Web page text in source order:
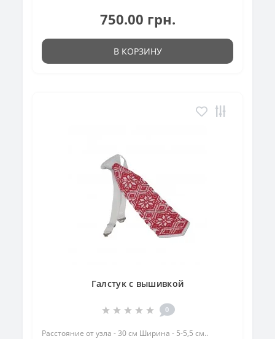
750.00 грн.
В КОРЗИНУ
Галстук с вышивкой
0
Расстояние от узла - 30 см Ширина - 5-5,5 см..